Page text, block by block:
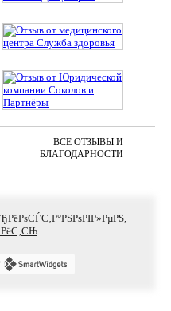
ВСЕ ОТЗЫВЫ И
БЛАГОДАРНОСТИ
.